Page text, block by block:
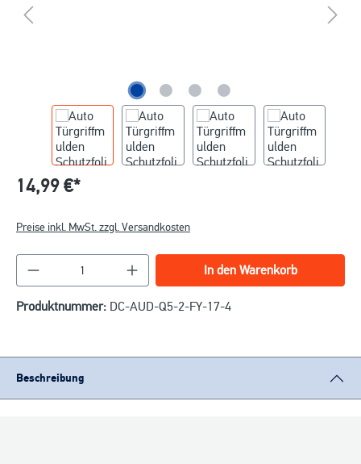
14,99 €*
Preise inkl. MwSt. zzgl. Versandkosten
Produkt Anzahl: Gib den gewünschten Wert
In den Warenkorb
Produktnummer: DC-AUD-Q5-2-FY-17-4
Beschreibung